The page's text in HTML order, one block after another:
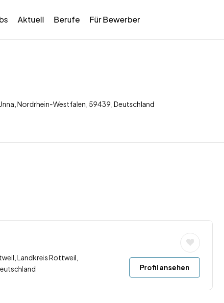
Aktuell Berufe Für Bewerber
Nordrhein-Westfalen, 59439, Deutschland
Landkreis Rottweil,
Profil ansehen